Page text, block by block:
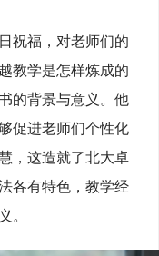
祝福，对老师们的
教学是怎样炼成的
的背景与意义。他
促进老师们个性化
，这造就了北大卓
各有特色，教学经
。